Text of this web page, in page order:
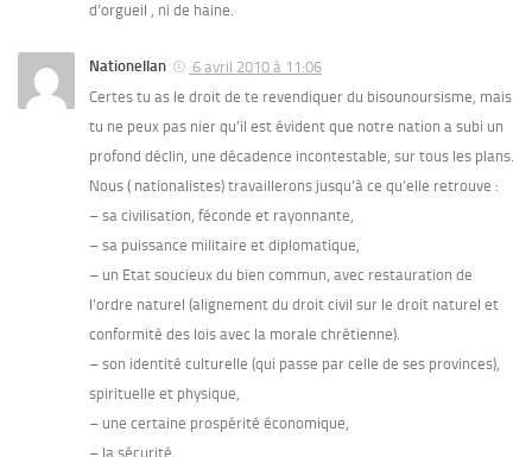
d’orgueil , ni de haine.
Nationellan
6 avril 2010 à 11:06
Certes tu as le droit de te revendiquer du bisounoursisme, mais
tu ne peux pas nier qu’il est évident que notre nation a subi un
profond déclin, une décadence incontestable, sur tous les plans.
Nous ( nationalistes) travaillerons jusqu’à ce qu’elle retrouve :
– sa civilisation, féconde et rayonnante,
– sa puissance militaire et diplomatique,
– un Etat soucieux du bien commun, avec restauration de
l’ordre naturel (alignement du droit civil sur le droit naturel et
conformité des lois avec la morale chrétienne).
– son identité culturelle (qui passe par celle de ses provinces),
spirituelle et physique,
– une certaine prospérité économique,
– la sécurité,